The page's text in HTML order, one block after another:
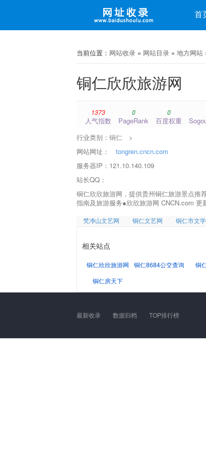
首
微信
当前位置： 网站收录 » 网站目录 » 地方网站
铜仁欣欣旅游网
1373
人气指数
0
PageRank
0
百度权重
行业类别： 铜仁
>
网站网址：
tongren.cncn.com
服务器IP：121.10.140.109
站长QQ：
铜仁欣欣旅游网，提供贵州铜仁旅游景点推
指南及旅游服务●欣欣旅游网 CNCN.com 更
梵净山文艺网 铜仁文艺网 铜仁市文
相关站点
铜仁欣欣旅游网 铜仁8684公交查询网 铜
铜仁房天下
最新收录 数据归档 TOP排行榜